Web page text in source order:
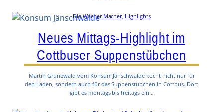
Die Wacher Macher, Highlights
Neues Mittags-Highlight im
Cottbuser Suppenstübchen
Martin Grunewald vom Konsum Jänschwalde kocht nicht nur für
den Laden, sondern auch für das Suppenstübchen in Cottbus. Dort
gibt es montags bis freitags ein…